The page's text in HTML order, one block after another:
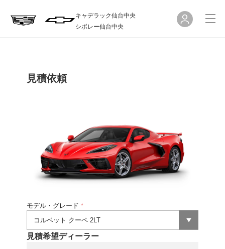
キャデラック仙台中央
シボレー仙台中央
見積依頼
モデル・グレード *
見積希望ディーラー